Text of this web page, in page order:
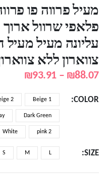
מעיל פרווה פו
פלאפי שרוול
עליונה מעיל מעיל
צווארון ללא
₪88.07
–
₪93.91
עד
⁦₪93.91⁩
COLOR
Beige 1
2
Dark Green
pink 2
White
SIZE
L
M
S